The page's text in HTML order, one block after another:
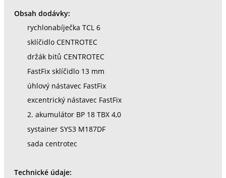
Obsah dodávky:
rychlonabíječka TCL 6
sklíčidlo CENTROTEC
držák bitů CENTROTEC
FastFix sklíčidlo 13 mm
úhlový nástavec FastFix
excentrický nástavec FastFix
2. akumulátor BP 18 TBX 4,0
systainer SYS3 M187DF
sada centrotec
Technické údaje: